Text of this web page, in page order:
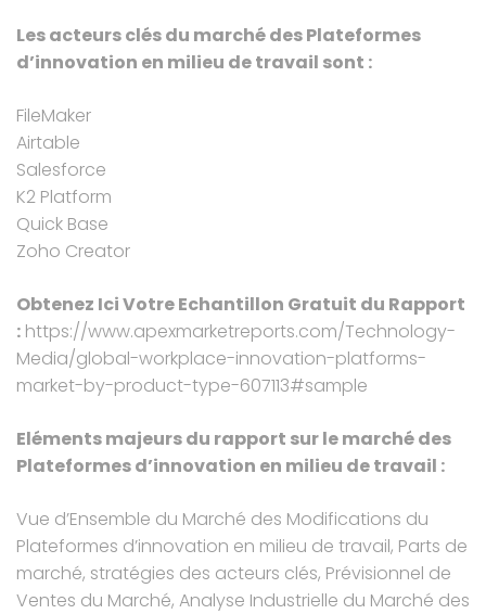
Les acteurs clés du marché des Plateformes
d’innovation en milieu de travail sont :
FileMaker
Airtable
Salesforce
K2 Platform
Quick Base
Zoho Creator
Obtenez Ici Votre Echantillon Gratuit du Rapport
: https://www.apexmarketreports.com/Technology-
Media/global-workplace-innovation-platforms-
market-by-product-type-607113#sample
Eléments majeurs du rapport sur le marché des
Plateformes d’innovation en milieu de travail :
Vue d’Ensemble du Marché des Modifications du
Plateformes d’innovation en milieu de travail, Parts de
marché, stratégies des acteurs clés, Prévisionnel de
Ventes du Marché, Analyse Industrielle du Marché des